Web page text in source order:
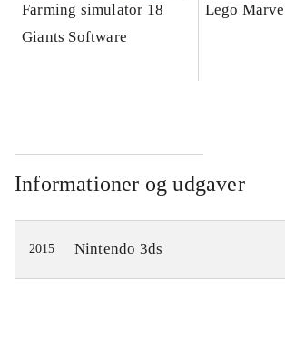
Farming simulator 18
Giants Software
Lego
Informationer og udgaver
2015 Nintendo 3ds